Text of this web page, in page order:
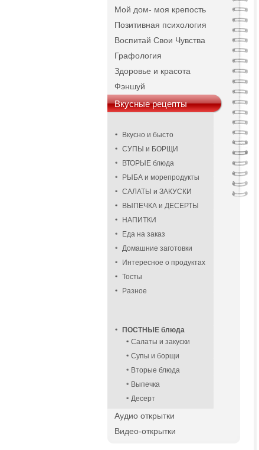
Мой дом- моя крепость
Позитивная психология
Воспитай Свои Чувства
Графология
Здоровье и красота
Фэншуй
Вкусные рецепты
Вкусно и бысто
СУПЫ и БОРЩИ
ВТОРЫЕ блюда
РЫБА и морепродукты
САЛАТЫ и ЗАКУСКИ
ВЫПЕЧКА и ДЕСЕРТЫ
НАПИТКИ
Еда на заказ
Домашние заготовки
Интересное о продуктах
Тосты
Разное
ПОСТНЫЕ блюда
Салаты и закуски
Супы и борщи
Вторые блюда
Выпечка
Десерт
Аудио открытки
Видео-открытки